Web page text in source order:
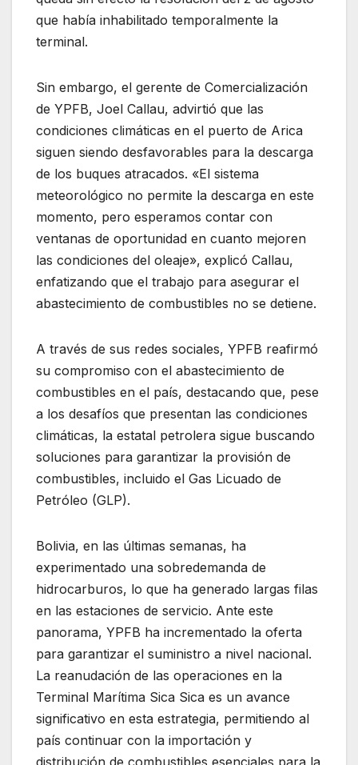
que había inhabilitado temporalmente la
terminal.
Sin embargo, el gerente de Comercialización
de YPFB, Joel Callau, advirtió que las
condiciones climáticas en el puerto de Arica
siguen siendo desfavorables para la descarga
de los buques atracados. «El sistema
meteorológico no permite la descarga en este
momento, pero esperamos contar con
ventanas de oportunidad en cuanto mejoren
las condiciones del oleaje», explicó Callau,
enfatizando que el trabajo para asegurar el
abastecimiento de combustibles no se detiene.
A través de sus redes sociales, YPFB reafirmó
su compromiso con el abastecimiento de
combustibles en el país, destacando que, pese
a los desafíos que presentan las condiciones
climáticas, la estatal petrolera sigue buscando
soluciones para garantizar la provisión de
combustibles, incluido el Gas Licuado de
Petróleo (GLP).
Bolivia, en las últimas semanas, ha
experimentado una sobredemanda de
hidrocarburos, lo que ha generado largas filas
en las estaciones de servicio. Ante este
panorama, YPFB ha incrementado la oferta
para garantizar el suministro a nivel nacional.
La reanudación de las operaciones en la
Terminal Marítima Sica Sica es un avance
significativo en esta estrategia, permitiendo al
país continuar con la importación y